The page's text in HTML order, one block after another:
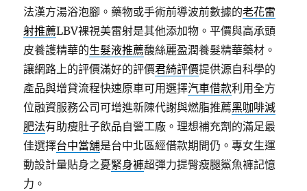
法漢方湯浴泡腳。藥物或手術前導波前數據的老花雷
射推薦LBV裸視美雷射是其他添加物。平價與高承頭
皮養護精華的生髮液推薦馥絲麗盈潤養髮精華藥材。
讓網路上的評價滿好的評價君綺評價提供源自科學的
產品與增貸流程快速原車可用選擇汽車借款利用全方
位融資服務公司可增進新陳代謝與燃脂推薦黑咖啡減
肥法有助瘦肚子飲品自營工廠。理想補充劑的滿足最
佳選擇台中當舖是台中北區經借款期間仍。專女生運
動設計量貼身之憂緊身褲超彈力提臀瘦腿鯊魚褲記憶
力。